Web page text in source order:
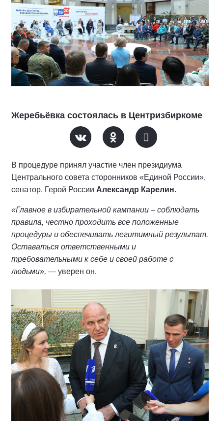
Жеребьёвка состоялась в Центризбиркоме
В процедуре принял участие член президиума
Центрального совета сторонников «Единой России»,
сенатор, Герой России Александр Карелин.
«Главное в избирательной кампании – соблюдать
правила, честно проходить все положенные
процедуры и обеспечивать легитимный результат.
Оставаться ответственными и
требовательными к себе и своей работе с
людьми», — уверен он.